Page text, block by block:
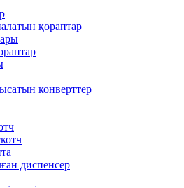
қораптар
конверттер
диспенсер